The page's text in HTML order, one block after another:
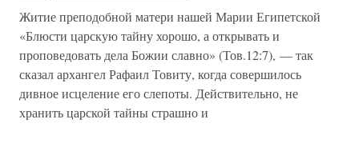
Житие преподобной матери нашей Марии Египетской
«Блюсти царскую тайну хорошо, а открывать и
проповедовать дела Божии славно» (Тов.12:7), — так
сказал архангел Рафаил Товиту, когда совершилось
дивное исцеление его слепоты. Действительно, не
хранить царской тайны страшно и